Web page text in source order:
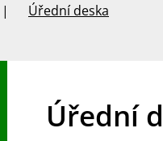
Úřední deska
Úřední